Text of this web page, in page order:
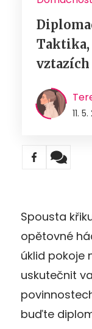
Taktika,
11.
Spousta
opětovné
úklid pokoje
uskutečnit
buďte